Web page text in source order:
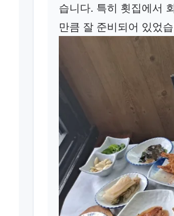
습니다. 특히 횟집에서
만큼 잘 준비되어 있었